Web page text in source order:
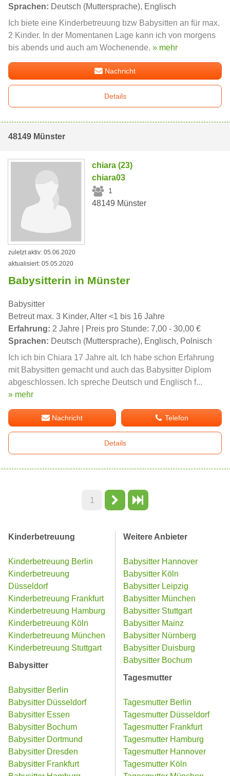
Sprachen: Deutsch (Muttersprache), Englisch
Ich biete eine Kinderbetreuung bzw Babysitten an für max.
2 Kinder. In der Momentanen Lage kann ich von morgens
bis abends und auch am Wochenende. » mehr
Nachricht
Details
48149 Münster
chiara (23)
chiara03
1
48149 Münster
zuletzt aktiv: 05.06.2020
aktualisiert: 05.05.2020
Babysitterin in Münster
Babysitter
Betreut max. 3 Kinder, Alter <1 bis 16 Jahre
Erfahrung: 2 Jahre | Preis pro Stunde: 7,00 - 30,00 €
Sprachen: Deutsch (Muttersprache), Englisch, Polnisch
Ich ich bin Chiara 17 Jahre alt. Ich habe schon Erfahrung
mit Babysitten gemacht und auch das Babysitter Diplom
abgeschlossen. Ich spreche Deutsch und Englisch f...
» mehr
Nachricht Telefon
Details
1
Kinderbetreuung
Kinderbetreuung Berlin
Kinderbetreuung
Düsseldorf
Kinderbetreuung Frankfurt
Kinderbetreuung Hamburg
Kinderbetreuung Köln
Kinderbetreuung München
Kinderbetreuung Stuttgart
Babysitter
Babysitter Berlin
Babysitter Düsseldorf
Babysitter Essen
Babysitter Bochum
Babysitter Dortmund
Babysitter Dresden
Babysitter Frankfurt
Weitere Anbieter
Babysitter Hannover
Babysitter Köln
Babysitter Leipzig
Babysitter München
Babysitter Stuttgart
Babysitter Mainz
Babysitter Nürnberg
Babysitter Duisburg
Babysitter Bochum
Tagesmutter
Tagesmutter Berlin
Tagesmutter Düsseldorf
Tagesmutter Frankfurt
Tagesmutter Hamburg
Tagesmutter Hannover
Tagesmutter Köln